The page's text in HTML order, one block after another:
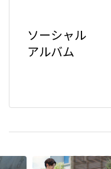
ソーシャル
アルバム